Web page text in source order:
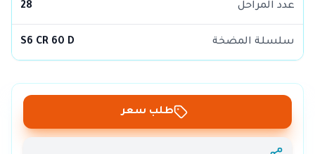
عدد المراحل 28
سلسلة المضخة S6 CR 60 D
طلب سعر